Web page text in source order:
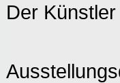
Der